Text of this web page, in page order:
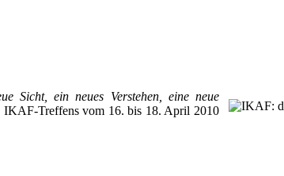
Sicht, ein neues Verstehen, eine neue
IKAF-Treffens vom 16. bis 18. April 2010